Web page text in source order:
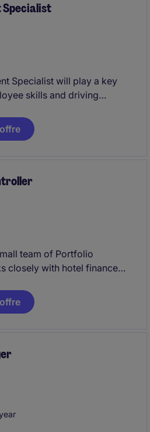
Specialist
Specialist will play a key
skills and driving
industry. This role focuses
effective talent
team of Portfolio
closely with hotel finance
strong financial controls,
statutory and regulatory